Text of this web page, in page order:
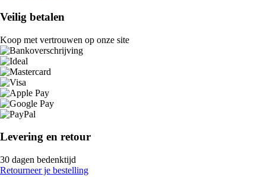
Veilig betalen
Koop met vertrouwen op onze site
Levering en retour
30 dagen bedenktijd
Retourneer je bestelling